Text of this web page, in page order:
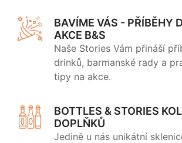
BAVÍME VÁS - PŘÍBĚHY
AKCE B&S
Naše Stories Vám přináší
drinků, barmanské rady a
tipy na akce.
BOTTLES & STORIES
DOPLŇKŮ
Jedině u nás unikátní